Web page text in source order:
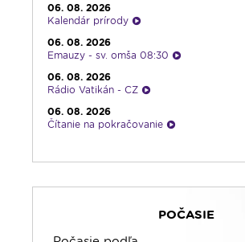
06. 08. 2026
Kalendár prírody
06. 08. 2026
Emauzy - sv. omša 08:30
06. 08. 2026
Rádio Vatikán - CZ
06. 08. 2026
Čítanie na pokračovanie
POČASIE